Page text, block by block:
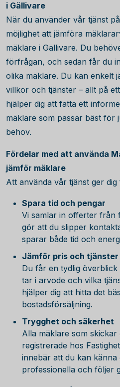
i Gällivare
När du använder vår tjänst
möjlighet att jämföra
mäklare i Gällivare. Du
förfrågan, och sedan får du
olika mäklare. Du kan enkelt
villkor och tjänster – allt på
hjälper dig att fatta ett
mäklare som passar bäst för
behov.
Fördelar med att använda
jämför mäklare
Att använda vår tjänst ger
Spara tid och pengar
Vi samlar in offerter från
gör att du slipper
sparar både tid och
Jämför pris och tjänster
Du får en tydlig
tar i arvode och vilka
hjälper dig att hitta det
bostadsförsäljning.
Trygghet och säkerhet
Alla mäklare som
registrerade hos
innebär att du kan känna
professionella och följer